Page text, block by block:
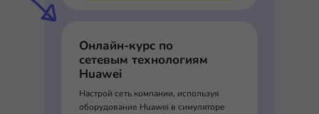
Онлайн-курс по
сетевым технологиям
Huawei
Настрой сеть компании, используя
оборудование Huawei в симуляторе